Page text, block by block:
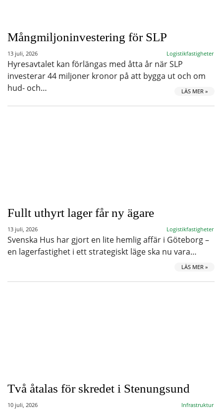
Mångmiljoninvestering för SLP
13 juli, 2026 Logistikfastigheter
Hyresavtalet kan förlängas med åtta år när SLP
investerar 44 miljoner kronor på att bygga ut och om
hud- och…
LÄS MER »
Fullt uthyrt lager får ny ägare
13 juli, 2026 Logistikfastigheter
Svenska Hus har gjort en lite hemlig affär i Göteborg –
en lagerfastighet i ett strategiskt läge ska nu vara…
LÄS MER »
Två åtalas för skredet i Stenungsund
10 juli, 2026 Infrastruktur